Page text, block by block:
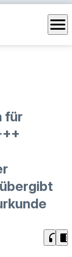
menu
für
headphones chrome_reader_mode